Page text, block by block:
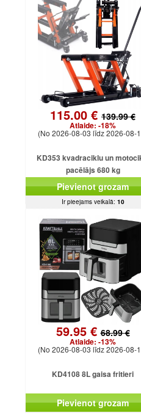
115.00 € 139.99 €
Atlaide: -18%
(No 2026-08-03 līdz 2026-08-
KD353 kvadraciklu un
pacēlājs 680 kg
Pievienot grozam
Ir pieejams veikalā: 10
59.95 €68.99 €
Atlaide: -13%
(No 2026-08-03 līdz 2026-08-
KD4108 8L gaisa fritieri
Pievienot grozam